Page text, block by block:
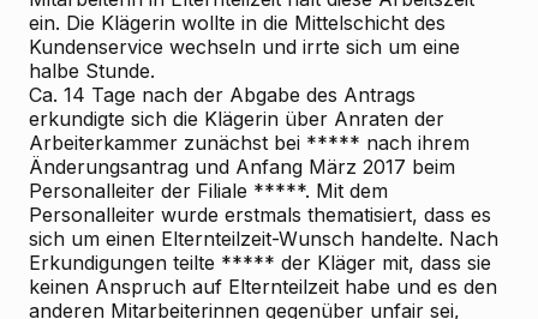
ein. Die Klägerin wollte in die Mittelschicht des
Kundenservice wechseln und irrte sich um eine
halbe Stunde.
Ca. 14 Tage nach der Abgabe des Antrags
erkundigte sich die Klägerin über Anraten der
Arbeiterkammer zunächst bei ***** nach ihrem
Änderungsantrag und Anfang März 2017 beim
Personalleiter der Filiale *****. Mit dem
Personalleiter wurde erstmals thematisiert, dass es
sich um einen Elternteilzeit-Wunsch handelte. Nach
Erkundigungen teilte ***** der Kläger mit, dass sie
keinen Anspruch auf Elternteilzeit habe und es den
anderen Mitarbeiterinnen gegenüber unfair sei,